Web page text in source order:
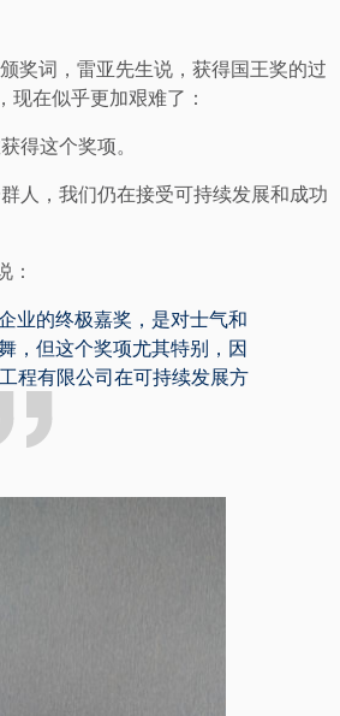
奖词，雷亚先生说，获得国王奖的过
在似乎更加艰难了：
得这个奖项。
人，我们仍在接受可持续发展和成功
：
业的终极嘉奖，是对士气和
，但这个奖项尤其特别，因
程有限公司在可持续发展方